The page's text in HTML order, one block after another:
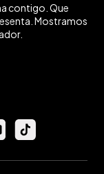
contigo. Que
Mostramos